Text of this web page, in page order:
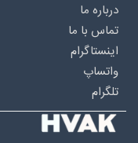
درباره‌ ما
تماس با ما
اینستاگرام
واتساپ
تلگرام